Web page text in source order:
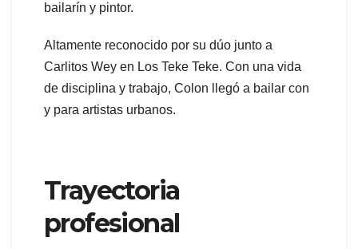
bailarín y pintor.
Altamente reconocido por su dúo junto a
Carlitos Wey en Los Teke Teke. Con una vida
de disciplina y trabajo, Colon llegó a bailar con
y para artistas urbanos.
Trayectoria
profesional